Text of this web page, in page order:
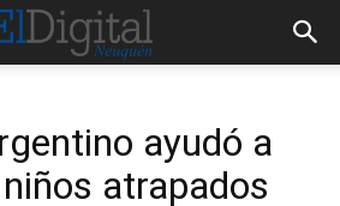
ayudó a
atrapados